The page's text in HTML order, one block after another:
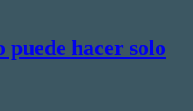
hacer solo